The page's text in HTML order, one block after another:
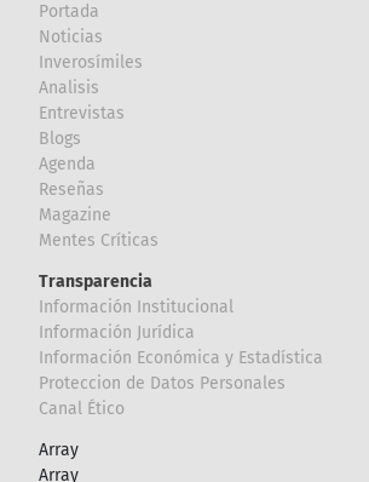
Portada
Noticias
Inverosímiles
Analisis
Entrevistas
Blogs
Agenda
Reseñas
Magazine
Mentes Críticas
Transparencia
Información Institucional
Información Jurídica
Información Económica y Estadística
Proteccion de Datos Personales
Canal Ético
Array
Array